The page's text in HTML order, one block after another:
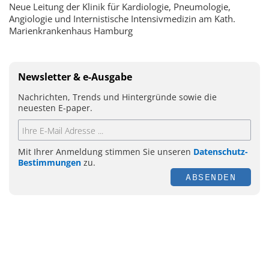
Neue Leitung der Klinik für Kardiologie, Pneumologie,
Angiologie und Internistische Intensivmedizin am Kath.
Marienkrankenhaus Hamburg
Newsletter & e-Ausgabe
Nachrichten, Trends und Hintergründe sowie die
neuesten E-paper.
Mit Ihrer Anmeldung stimmen Sie unseren Datenschutz-
Bestimmungen zu.
ABSENDEN